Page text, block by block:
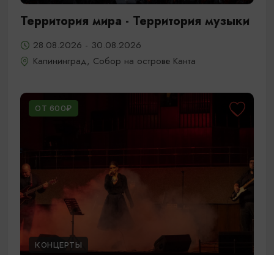
Территория мира - Территория музыки
28.08.2026 - 30.08.2026
Калининград, Собор на острове Канта
ОТ 600₽
КОНЦЕРТЫ